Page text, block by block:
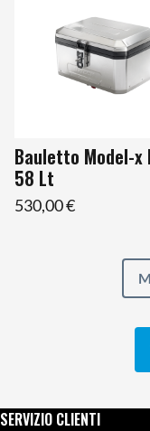
Bauletto Model-x
58 Lt
530,00 €
SERVIZIO CLIENTI